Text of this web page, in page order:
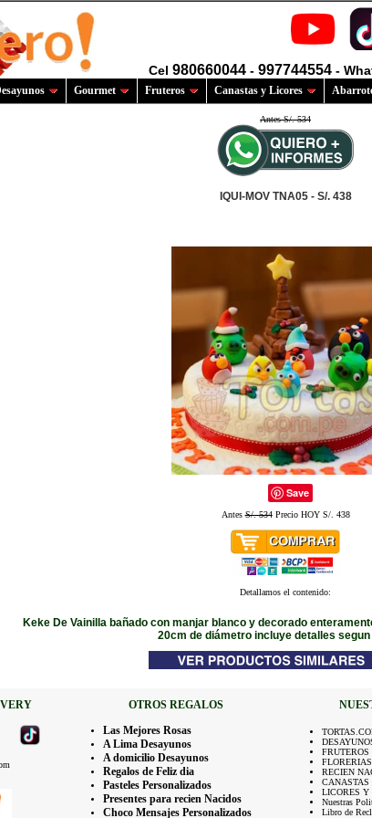
Cel 980660044 - 997744554 -
Gourmet Fruteros Canastas y Licores
Antes S/. 534
IQUI-MOV TNA05 - S/. 438
Save
AntesS/. 534Precio HOY S/. 438
Detallamos el contenido:
Keke De Vainilla bañado con manjar blanco y decorado
20cm de diámetro incluye detalles segun
OTROS REGALOS
Las Mejores Rosas
A Lima Desayunos
A domicilio Desayunos
Regalos de Feliz dia
Pasteles Personalizados
Presentes para recien Nacidos
Choco Mensajes Personalizados
FRUTEROS
RECIEN
CANASTAS
LICORES Y
Nuestras
Libro de